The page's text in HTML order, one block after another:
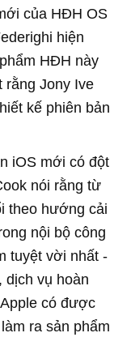
của HĐH OS
hiện
HĐH này
rằng Jony Ive
kế phiên bản
iOS mới có đột
nói rằng từ
theo hướng cải
nội bộ công
tuyệt vời nhất -
dịch vụ hoàn
có được
ra sản phẩm